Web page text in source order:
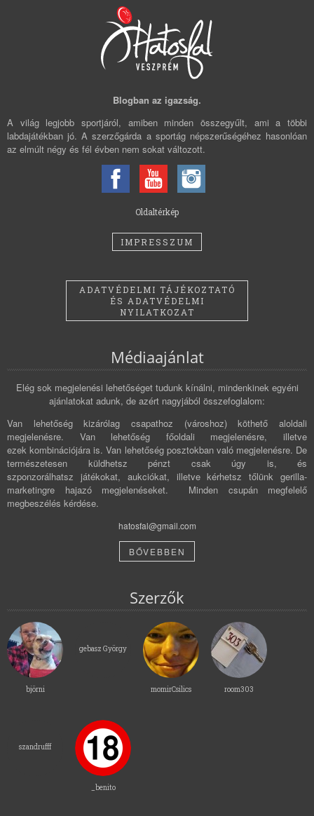
Blogban az igazság.
A világ legjobb sportjáról, amiben minden összegyűlt, ami a többi
labdajátékban jó. A szerzőgárda a sportág népszerűségéhez hasonlóan
az elmúlt négy és fél évben nem sokat változott.
Oldaltérkép
IMPRESSZUM
ADATVÉDELMI TÁJÉKOZTATÓ
ÉS ADATVÉDELMI
NYILATKOZAT
Médiaajánlat
Elég sok megjelenési lehetőséget tudunk kínálni, mindenkinek egyéni
ajánlatokat adunk, de azért nagyjából összefoglalom:
Van lehetőség kizárólag csapathoz (városhoz) köthető aloldali
megjelenésre. Van lehetőség főoldali megjelenésre, illetve
ezek kombinációjára is. Van lehetőség posztokban való megjelenésre. De
természetesen küldhetsz pénzt csak úgy is, és
szponzorálhatsz játékokat, aukciókat, illetve kérhetsz tőlünk gerilla-
marketingre hajazó megjelenéseket. Minden csupán megfelelő
megbeszélés kérdése.
hatosfal@gmail.com
BŐVEBBEN
Szerzők
björni
gebasz György
momirCsilics room303
szandrufff
_benito